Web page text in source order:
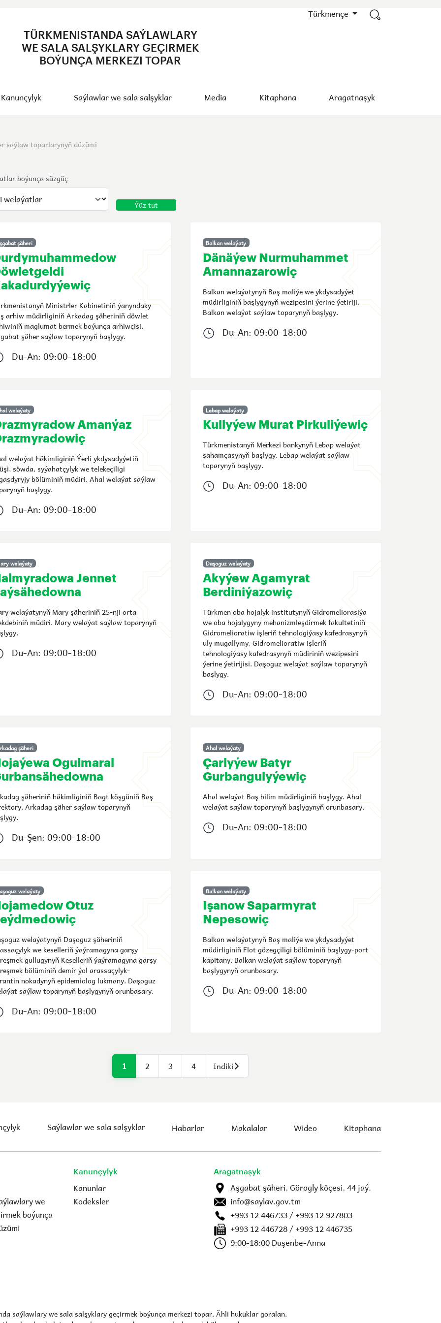
Türkmençe
TÜRKMENISTANDA SAÝLAWLARY
WE SALA SALŞYKLARY GEÇIRMEK
BOÝUNÇA MERKEZI TOPAR
Kanunçylyk Saýlawlar we sala salşyklar Media Kitaphana Aragatnaşyk
saýlaw toparlarynyň düzümi
boýunça süzgüç
Ýüz tut
şäheri
Ministrler Kabinetiniň ýanyndaky
arhiw müdirliginiň Arkadag şäheriniň döwlet
maglumat bermek boýunça arhiwçisi.
şäher saýlaw toparynyň başlygy.
Du-An: 09:00-18:00
Balkan welaýaty
Dänäýew Nurmuhammet
Amannazarowiç
Balkan welaýatynyň Baş maliýe we ykdysadyýet
müdirliginiň başlygynyň wezipesini ýerine ýetiriji.
Balkan welaýat saýlaw toparynyň başlygy.
Du-An: 09:00-18:00
welaýaty
Amanýaz
welaýat häkimliginiň Ýerli ykdysadyýetiň
söwda, syýahatçylyk we telekeçiligi
bölüminiň müdiri. Ahal welaýat saýlaw
başlygy.
Du-An: 09:00-18:00
Lebap welaýaty
Kullyýew Murat Pirkuliýewiç
Türkmenistanyň Merkezi bankynyň Lebap welaýat
şahamçasynyň başlygy. Lebap welaýat saýlaw
toparynyň başlygy.
Du-An: 09:00-18:00
welaýaty
Jennet
welaýatynyň Mary şäheriniň 25-nji orta
müdiri. Mary welaýat saýlaw toparynyň
Du-An: 09:00-18:00
Daşoguz welaýaty
Akyýew Agamyrat
Berdiniýazowiç
Türkmen oba hojalyk institutynyň Gidromeliorasiýa
we oba hojalygyny mehanizmleşdirmek fakultetiniň
Gidromelioratiw işleriň tehnologiýasy kafedrasynyň
uly mugallymy, Gidromelioratiw işleriň
tehnologiýasy kafedrasynyň müdiriniň wezipesini
ýerine ýetirijisi. Daşoguz welaýat saýlaw toparynyň
başlygy.
Du-An: 09:00-18:00
şäheri
Ogulmaral
şäheriniň häkimliginiň Bagt köşgüniň Baş
Arkadag şäher saýlaw toparynyň
Du-Şen: 09:00-18:00
Ahal welaýaty
Çarlyýew Batyr
Gurbangulyýewiç
Ahal welaýat Baş bilim müdirliginiň başlygy. Ahal
welaýat saýlaw toparynyň başlygynyň orunbasary.
Du-An: 09:00-18:00
welaýaty
Otuz
welaýatynyň Daşoguz şäheriniň
we keselleriň ýaýramagyna garşy
gullugynyň Keselleriň ýaýramagyna garşy
bölüminiň demir ýol arassaçylyk-
nokadynyň epidemiolog lukmany. Daşoguz
saýlaw toparynyň başlygynyň orunbasary.
Du-An: 09:00-18:00
Balkan welaýaty
Işanow Saparmyrat
Nepesowiç
Balkan welaýatynyň Baş maliýe we ykdysadyýet
müdirliginiň Flot gözegçiligi bölüminiň başlygy-port
kapitany. Balkan welaýat saýlaw toparynyň
başlygynyň orunbasary.
Du-An: 09:00-18:00
1 2 3 4 Indiki
Saýlawlar we sala salşyklar Habarlar Makalalar Wideo Kitaphana
we
boýunça
Kanunçylyk
Kanunlar
Kodeksler
Aragatnaşyk
Aşgabat şäheri, Görogly köçesi, 44 jaý.
info@saylav.gov.tm
+993 12 446733 / +993 12 927803
+993 12 446728 / +993 12 446735
9:00-18:00 Duşenbe-Anna
saýlawlary we sala salşyklary geçirmek boýunça merkezi topar. Ähli hukuklar goralan.